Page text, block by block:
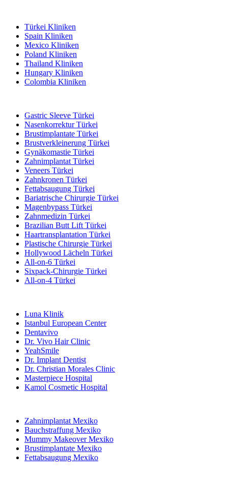
Türkei Kliniken
Spain Kliniken
Mexico Kliniken
Poland Kliniken
Thailand Kliniken
Hungary Kliniken
Colombia Kliniken
Gastric Sleeve Türkei
Nasenkorrektur Türkei
Brustimplantate Türkei
Brustverkleinerung Türkei
Gynäkomastie Türkei
Zahnimplantat Türkei
Veneers Türkei
Zahnkronen Türkei
Fettabsaugung Türkei
Bariatrische Chirurgie Türkei
Magenbypass Türkei
Zahnmedizin Türkei
Brazilian Butt Lift Türkei
Haartransplantation Türkei
Plastische Chirurgie Türkei
Hollywood Lächeln Türkei
All-on-6 Türkei
Sixpack-Chirurgie Türkei
All-on-4 Türkei
Luna Klinik
Istanbul European Center
Dentavivo
Dr. Vivo Hair Clinic
YeahSmile
Dr. Implant Dentist
Dr. Christian Morales Clinic
Masterpiece Hospital
Kamol Cosmetic Hospital
Zahnimplantat Mexiko
Bauchstraffung Mexiko
Mummy Makeover Mexiko
Brustimplantate Mexiko
Fettabsaugung Mexiko